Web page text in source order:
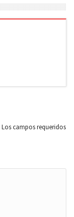
Los campos requeridos